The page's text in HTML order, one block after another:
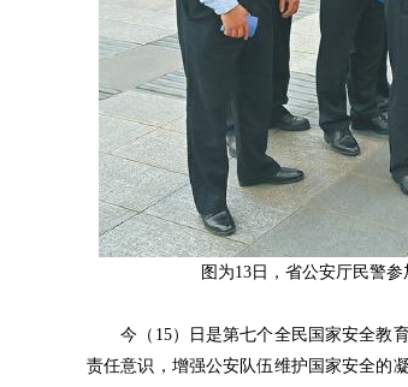
图为13日，省公安厅民警
今（15）日是第七个全民国家安全教育
责任意识，增强公安队伍维护国家安全的